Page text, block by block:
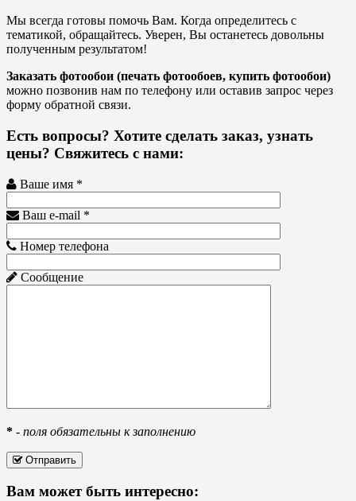
Мы всегда готовы помочь Вам. Когда определитесь с
тематикой, обращайтесь. Уверен, Вы останетесь довольны
полученным результатом!
Заказать фотообои (печать фотообоев, купить фотообои)
можно позвонив нам по телефону или оставив запрос через
форму обратной связи.
Есть вопросы? Хотите сделать заказ, узнать
цены? Свяжитесь с нами:
Ваше имя *
Ваш e-mail *
Номер телефона
Сообщение
* - поля обязательны к заполнению
Отправить
Вам может быть интересно: